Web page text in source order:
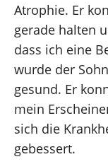
Atrophie. Er
gerade halten
dass ich eine
wurde der
gesund. Er
mein
sich die
gebessert.